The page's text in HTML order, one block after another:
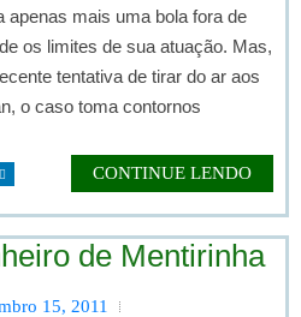
apenas mais uma bola fora de
os limites de sua atuação. Mas,
tentativa de tirar do ar aos
o caso toma contornos
CONTINUE LENDO
de Mentirinha
15, 2011